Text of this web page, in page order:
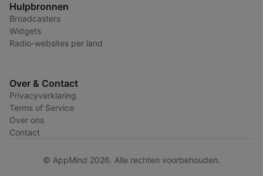
Hulpbronnen
Broadcasters
Widgets
Radio-websites per land
Over & Contact
Privacyverklaring
Terms of Service
Over ons
Contact
© AppMind 2026. Alle rechten voorbehouden.